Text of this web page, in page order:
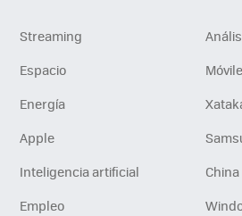
Streaming
Espacio
Energía
Apple
Inteligencia artificial
China
Empleo